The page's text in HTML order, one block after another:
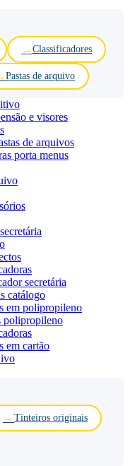
Classificadores
Pastas de arquivo
e visores
de arquivos
porta menus
secretária
catálogo
em polipropileno
polipropileno
em cartão
Tinteiros originais